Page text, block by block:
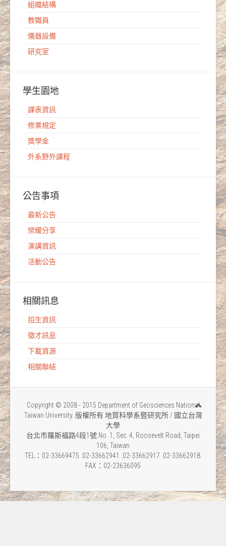
組織結構
教職員
儀器設備
研究室
學生園地
課表資訊
修業規定
獎學金
外系野外課程
公告事項
最新公告
榮耀分享
演講資訊
活動公告
相關訊息
招生資訊
徵才訊息
下載資源
相關聯結
Copyright © 2008 - 2015 Department of Geosciences National
Taiwan University. 版權所有 地質科學系暨研究所 / 國立台灣
大學
台北市羅斯福路4段1號 No. 1, Sec. 4, Roosevelt Road, Taipei
106, Taiwan
TEL：02-33669475 .02-33662941 .02-33662917 .02-33662918.
FAX：02-23636095